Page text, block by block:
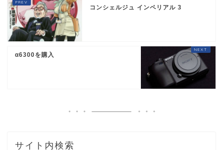
コンシェルジュ インペリアル 3
α6300を購入
サイト内検索